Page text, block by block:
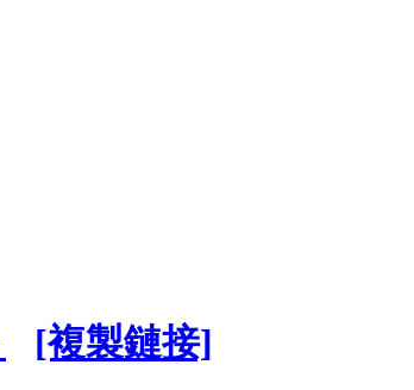
[複製鏈接]